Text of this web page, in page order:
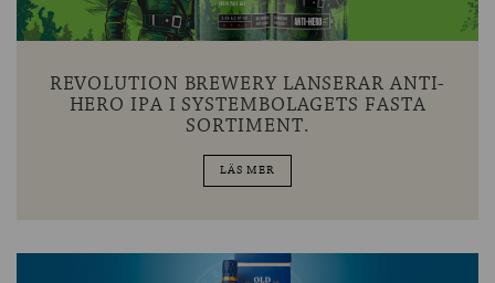
REVOLUTION BREWERY LANSERAR ANTI-
HERO IPA I SYSTEMBOLAGETS FASTA
SORTIMENT.
LÄS MER